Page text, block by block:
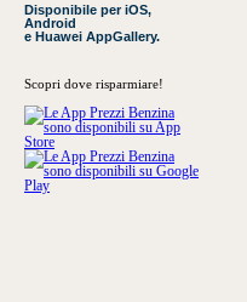
Disponibile per iOS,
Android
e Huawei AppGallery.
Scopri dove risparmiare!